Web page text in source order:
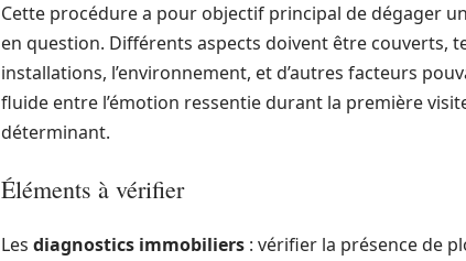
Cette procédure a pour objectif principal de dégager
en question. Différents aspects doivent être couverts,
installations, l’environnement, et d’autres facteurs
fluide entre l’émotion ressentie durant la première
déterminant.
Éléments à vérifier
Les diagnostics immobiliers : vérifier la présence de